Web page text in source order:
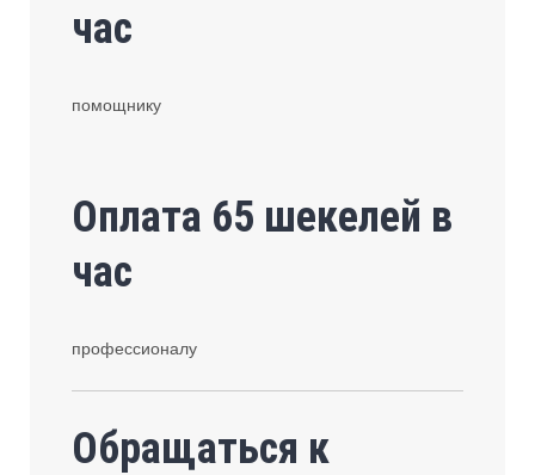
час
помощнику
Оплата 65 шекелей в
час
профессионалу
Обращаться к